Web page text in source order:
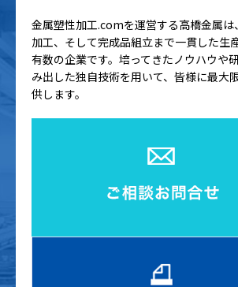
金属塑性加工.comを運営する高橋金属は
加工、そして完成品組立まで一貫した生
有数の企業です。培ってきたノウハウや
み出した独自技術を用いて、皆様に最大
供します。